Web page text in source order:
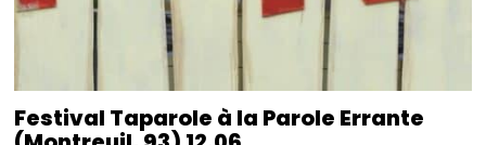
Festival Taparole à la Parole Errante